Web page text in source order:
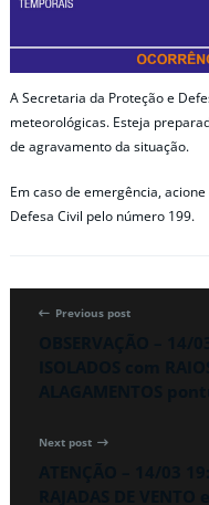
A Secretaria da Proteção e
meteorológicas. Esteja
de agravamento da situação.
Em caso de emergência,
Defesa Civil pelo número 199.
Previous post
Next post